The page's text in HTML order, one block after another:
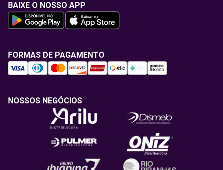
BAIXE O NOSSO APP
FORMAS DE PAGAMENTO
NOSSOS NEGÓCIOS